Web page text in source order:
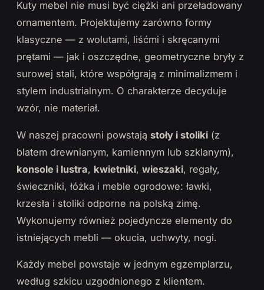
Kuty mebel nie musi być ciężki ani przeładowany
ornamentem. Projektujemy zarówno formy
klasyczne — z wolutami, liśćmi i skręcanymi
prętami — jak i oszczędne, geometryczne bryły z
surowej stali, które współgrają z minimalizmem i
stylem industrialnym. O charakterze decyduje
wzór, nie materiał.
W naszej pracowni powstają stoły i stoliki (z
blatem drewnianym, kamiennym lub szklanym),
konsole i lustra, kwietniki, wieszaki, regały,
świeczniki, łóżka i meble ogrodowe: ławki,
krzesła i stoliki odporne na polską zimę.
Wykonujemy również pojedyncze elementy do
istniejących mebli — okucia, uchwyty, nogi.
Każdy mebel powstaje w jednym egzemplarzu,
według szkicu uzgodnionego z klientem.